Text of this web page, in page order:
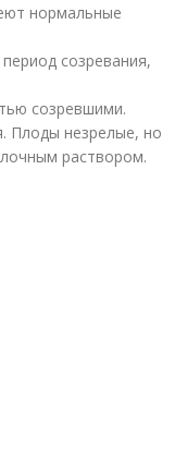
нормальные
созревания,
созревшими.
Плоды незрелые, но
раствором.